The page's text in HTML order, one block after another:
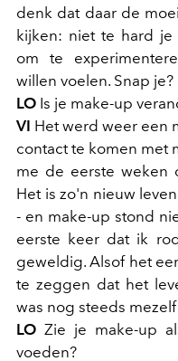
denk dat daar de
kijken: niet te hard
om te
willen voelen. Snap je?
LO Is je make-up
VI Het werd weer een
contact te komen met
me de eerste weken
Het is zo'n nieuw
- en make-up stond
eerste keer dat ik
geweldig. Alsof het
te zeggen dat het
was nog steeds
LO Zie je make-up
voeden?